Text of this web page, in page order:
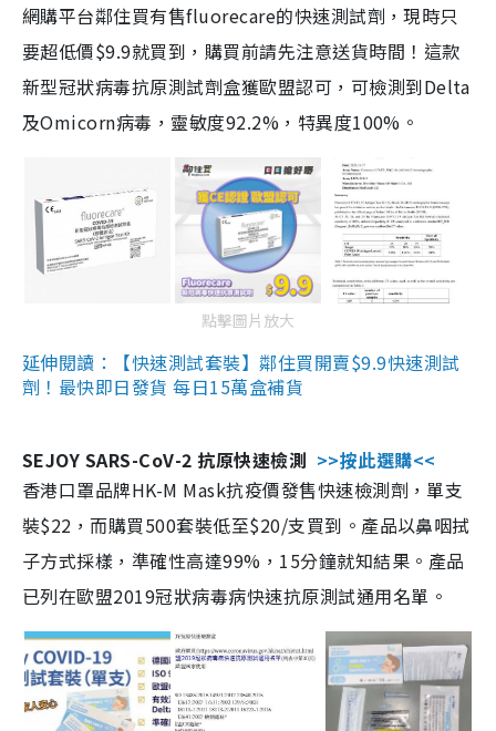
網購平台鄰住買有售fluorecare的快速測試劑，現時只
要超低價$9.9就買到，購買前請先注意送貨時間！這款
新型冠狀病毒抗原測試劑盒獲歐盟認可，可檢測到Delta
及Omicorn病毒，靈敏度92.2%，特異度100%。
點擊圖片放大
延伸閱讀：【快速測試套裝】鄰住買開賣$9.9快速測試
劑！最快即日發貨 每日15萬盒補貨
SEJOY SARS-CoV-2 抗原快速檢測 >>按此選購<<
香港口罩品牌HK-M Mask抗疫價發售快速檢測劑，單支
裝$22，而購買500套裝低至$20/支買到。產品以鼻咽拭
子方式採樣，準確性高達99%，15分鐘就知結果。產品
已列在歐盟2019冠狀病毒病快速抗原測試通用名單。